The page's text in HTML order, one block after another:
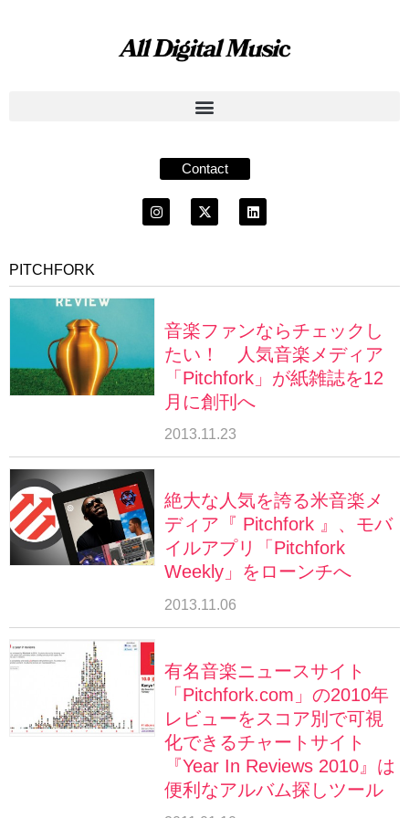
Contact
PITCHFORK
音楽ファンならチェックし
たい！ 人気音楽メディア
「Pitchfork」が紙雑誌を12
月に創刊へ
2013.11.23
絶大な人気を誇る米音楽メ
ディア『 Pitchfork 』、モバ
イルアプリ「Pitchfork
Weekly」をローンチへ
2013.11.06
有名音楽ニュースサイト
「Pitchfork.com」の2010年
レビューをスコア別で可視
化できるチャートサイト
『Year In Reviews 2010』は
便利なアルバム探しツール